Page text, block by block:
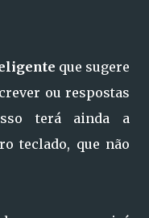
que sugere
ou respostas
terá ainda a
teclado, que não